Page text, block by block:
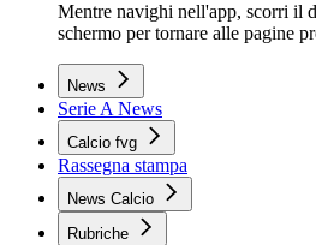
Mentre navighi nell'app, scorri il
schermo per tornare alle pagine
News
Serie A News
Calcio fvg
Rassegna stampa
News Calcio
Rubriche